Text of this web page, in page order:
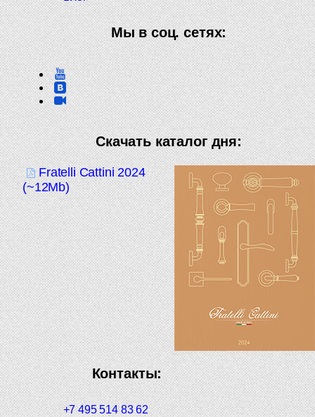
Мы в соц. сетях:
Скачать каталог дня:
Fratelli Cattini 2024
(~12Mb)
Контакты:
+7 495 514 83 62